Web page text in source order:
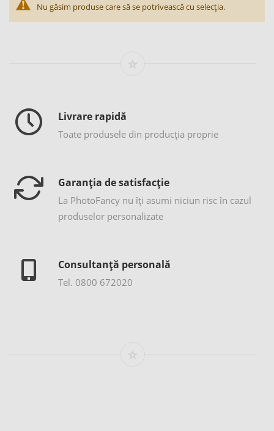
Nu găsim produse care să se potrivească cu selecția.
Livrare rapidă
Toate produsele din producția proprie
Garanția de satisfacție
La PhotoFancy nu îţi asumi niciun risc în cazul
produselor personalizate
Consultanță personală
Tel. 0800 672020